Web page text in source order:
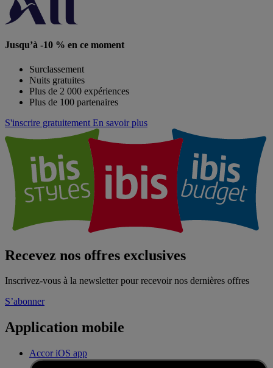
Jusqu’à -10 % en ce moment
Surclassement
Nuits gratuites
Plus de 2 000 expériences
Plus de 100 partenaires
S'inscrire gratuitement En savoir plus
Recevez nos offres exclusives
Inscrivez-vous à la newsletter pour recevoir nos dernières offres
S’abonner
Application mobile
Accor iOS app